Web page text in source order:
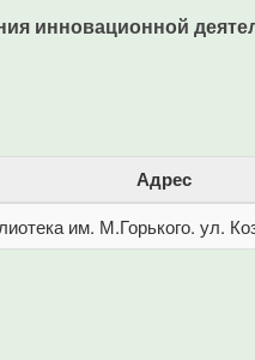
инновационной
Адрес
им. М.Горького. ул.